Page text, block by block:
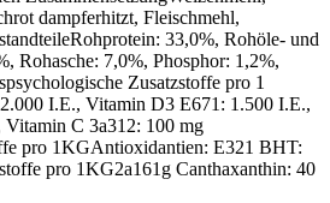
dampferhitzt, Fleischmehl,
33,0%, Rohöle- und
Rohasche: 7,0%, Phosphor: 1,2%,
Zusatzstoffe pro 1
I.E., Vitamin D3 E671: 1.500 I.E.,
C 3a312: 100 mg
pro 1KGAntioxidantien: E321 BHT:
pro 1KG2a161g Canthaxanthin: 40